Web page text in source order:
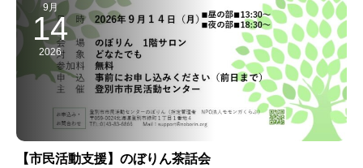
9月
14
2026
【市民活動支援】のぼりん茶話会